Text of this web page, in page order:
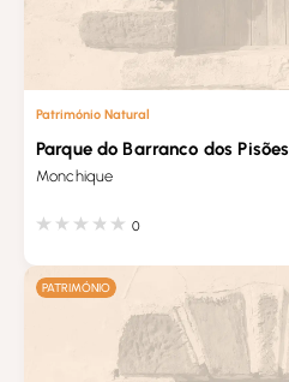
Património Natural
Parque do Barranco dos Pisões
Monchique
0
PATRIMÓNIO